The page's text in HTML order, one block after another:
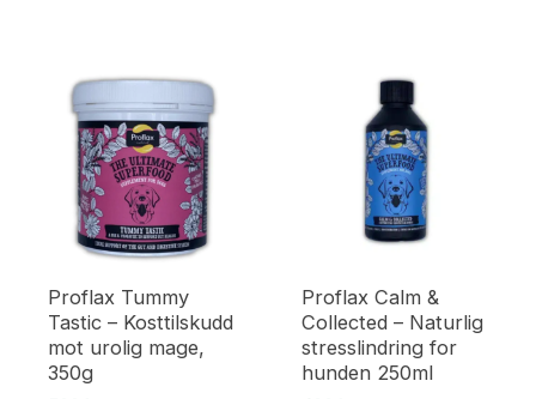
Proflax Tummy
Tastic – Kosttilskudd
mot urolig mage,
350g
Proflax Calm &
Collected – Naturlig
stresslindring for
hunden 250ml